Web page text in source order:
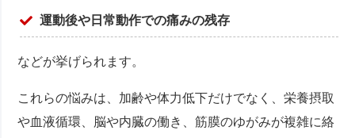
運動後や日常動作での痛みの残存
などが挙げられます。
これらの悩みは、加齢や体力低下だけでなく、栄養摂取
や血液循環、脳や内臓の働き、筋膜のゆがみが複雑に絡